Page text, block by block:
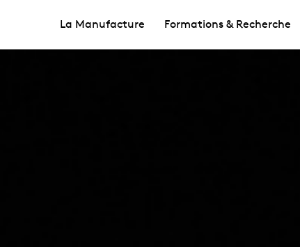
La Manufacture Formations & Recherche